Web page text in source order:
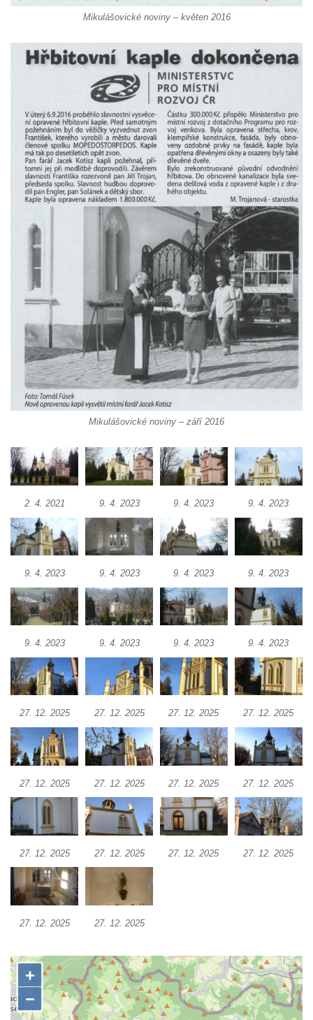
Rumburku
Kostel svaté Kateřiny Alexandrijské v
Kostel Božího Těla v Kraslicích
Kostel svaté Maří Magdalény v Karlových
Varech
Kaple Panny Marie pod hradem Přimda
Kaple Panny Marie v Kunčicích nad Labem
Hrobová kaple na hřbitově v Rychnově u
Jablonce nad Nisou
Márnice/hřbitovní kaple na hřbitově v
Rychnově u Jablonce nad Nisou
Výklenková kaple u rozcestí u domu čp. 42
v Krásné u Pěnčína
Márnice na hřbitově v Krásné u Pěnčína
Výklenková kaple naproti domu čp. 34 v
Krásné u Pěnčína
Kostel svatého Josefa v Krásné u Pěnčína
Kostel Panny Marie Pomocné s Ivanitskou
poustevnou v Teplicích nad Metují
Teplicích nad Metují
Kostel svatého Vavřince v Teplicích nad
Metují
Hrobová kaple Johanna Nitsche na
hřbitově na Vlčí Hoře
Kostel svatého Jana Křtitele na Zámeckém
náměstí v Teplicích
Chrám Povýšení svatého Kříže na
Zámeckém náměstí v Teplicích
Výklenková kaple u vodojemu v severní
(Staršího) u Lahovic
Kostel svatého Jakuba Většího (Staršího) u
Lahovic
Kostel svatých Petra a Pavla v Želkovicích
Kaple Panny Marie Bolestné v Benešově
Kostel Narození Panny Marie v Benešově
nad Ploučnicí
Hrobová kaple Mattauschů na hřbitově v
Benešově nad Ploučnicí
Hrobka rodiny Rohn na hřbitově v
Šumburku nad Desnou – Tanvaldu
Hřbitovní kaple v Šumburku nad Desnou –
Mikulášovické noviny – květen 2016
Mikulášovické noviny – září 2016
2. 4. 2021 9. 4. 2023 9. 4. 2023 9. 4. 2023
9. 4. 2023 9. 4. 2023 9. 4. 2023 9. 4. 2023
9. 4. 2023 9. 4. 2023 9. 4. 2023 9. 4. 2023
27. 12. 2025 27. 12. 2025 27. 12. 2025 27. 12. 2025
27. 12. 2025 27. 12. 2025 27. 12. 2025 27. 12. 2025
27. 12. 2025 27. 12. 2025 27. 12. 2025 27. 12. 2025
27. 12. 2025 27. 12. 2025